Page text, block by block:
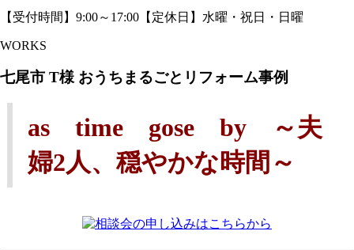
【受付時間】9:00～17:00【定休日】水曜・祝日・日曜
WORKS
七尾市 T様 おうちまるごとリフォーム事例
as time gose by ～夫
婦2人、穏やかな時間～